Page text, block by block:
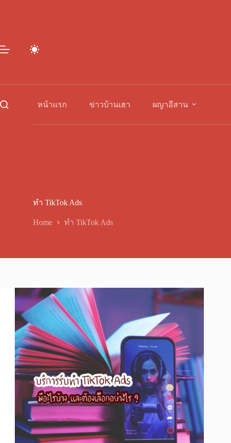
หน้าแรก ข่าวบ้านเฮา ผญาอีสาน
ทำ TikTok Ads
Home ทำ TikTok Ads